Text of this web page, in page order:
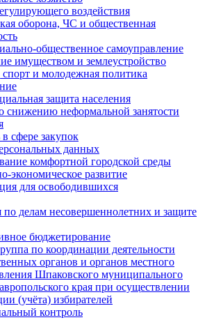
воздействия
оборона, ЧС и общественная
общественное самоуправление
имуществом и землеустройство
спорт и молодежная политика
защита населения
снижению неформальной занятости
сфере закупок
данных
комфортной городской среды
экономическое развитие
для освободившихся
по делам несовершеннолетних и защите
бюджетирование
по координации деятельности
органов и органов местного
Шпаковского муниципального
края при осуществлении
(учёта) избирателей
контроль